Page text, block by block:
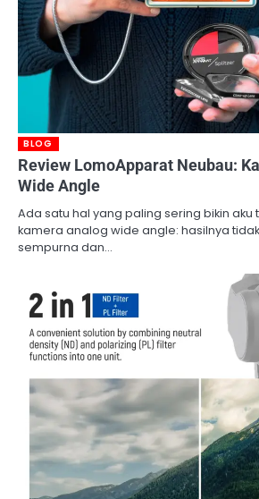
BLOG
Review LomoApparat Neubau:
Wide Angle
Ada satu hal yang paling sering bikin aku
kamera analog wide angle: hasilnya
sempurna dan…